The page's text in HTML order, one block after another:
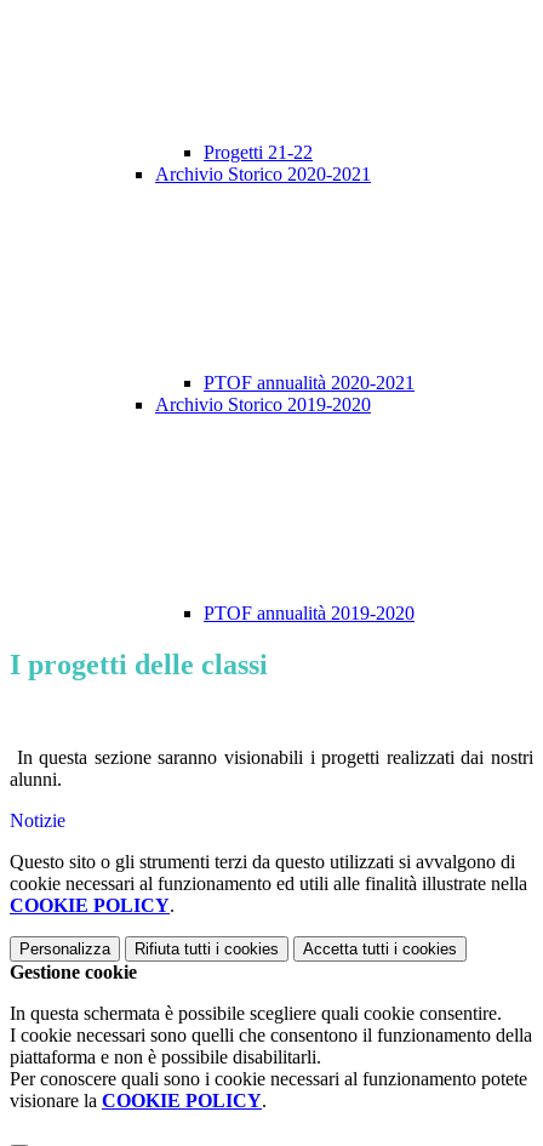
Progetti 21-22
Archivio Storico 2020-2021
PTOF annualità 2020-2021
Archivio Storico 2019-2020
PTOF annualità 2019-2020
I progetti delle classi
In questa sezione saranno visionabili i progetti realizzati dai nostri
alunni.
Notizie
Questo sito o gli strumenti terzi da questo utilizzati si avvalgono di
cookie necessari al funzionamento ed utili alle finalità illustrate nella
COOKIE POLICY.
Personalizza Rifiuta tutti i cookies Accetta tutti i cookies
Gestione cookie
In questa schermata è possibile scegliere quali cookie consentire.
I cookie necessari sono quelli che consentono il funzionamento della
piattaforma e non è possibile disabilitarli.
Per conoscere quali sono i cookie necessari al funzionamento potete
visionare la COOKIE POLICY.